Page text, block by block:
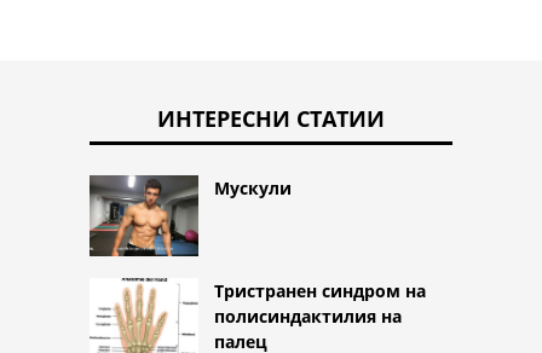
ИНТЕРЕСНИ СТАТИИ
Мускули
Тристранен синдром на
полисиндактилия на
палец